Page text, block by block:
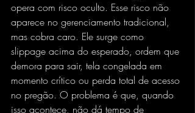
opera com risco oculto. Esse risco não
aparece no gerenciamento tradicional,
mas cobra caro. Ele surge como
slippage acima do esperado, ordem que
demora para sair, tela congelada em
momento crítico ou perda total de acesso
no pregão. O problema é que, quando
isso acontece, não dá tempo de